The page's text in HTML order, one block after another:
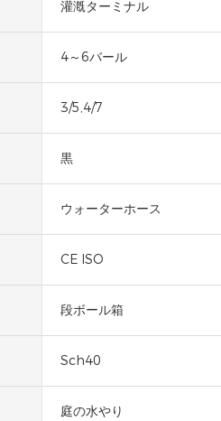
灌漑ターミナル
4～6バール
3/5,4/7
黒
ウォーターホース
CE ISO
段ボール箱
Sch40
庭の水やり